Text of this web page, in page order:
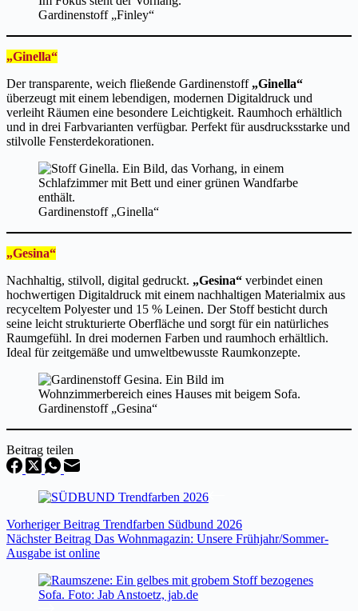
Gardinenstoff „Finley“
„Ginella“
Der transparente, weich fließende Gardinenstoff „Ginella“
überzeugt mit einem lebendigen, modernen Digitaldruck und
verleiht Räumen eine besondere Leichtigkeit. Raumhoch erhältlich
und in drei Farbvarianten verfügbar. Perfekt für ausdrucksstarke und
stilvolle Fensterdekorationen.
Gardinenstoff „Ginella“
„Gesina“
Nachhaltig, stilvoll, digital gedruckt. „Gesina“ verbindet einen
hochwertigen Digitaldruck mit einem nachhaltigen Materialmix aus
recyceltem Polyester und 15 % Leinen. Der Stoff besticht durch
seine leicht strukturierte Oberfläche und sorgt für ein natürliches
Raumgefühl. In drei modernen Farben und raumhoch erhältlich.
Ideal für zeitgemäße und umweltbewusste Raumkonzepte.
Gardinenstoff „Gesina“
Beitrag teilen
VorherigerBeitrag Trendfarben Südbund 2026
NächsterBeitrag Das Wohnmagazin: Unsere Frühjahr/Sommer-
Ausgabe ist online